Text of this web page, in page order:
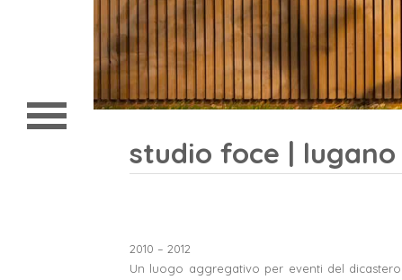
home
chi siamo
contatto
studio foce | lugano
2010 – 2012
Un luogo aggregativo per eventi del